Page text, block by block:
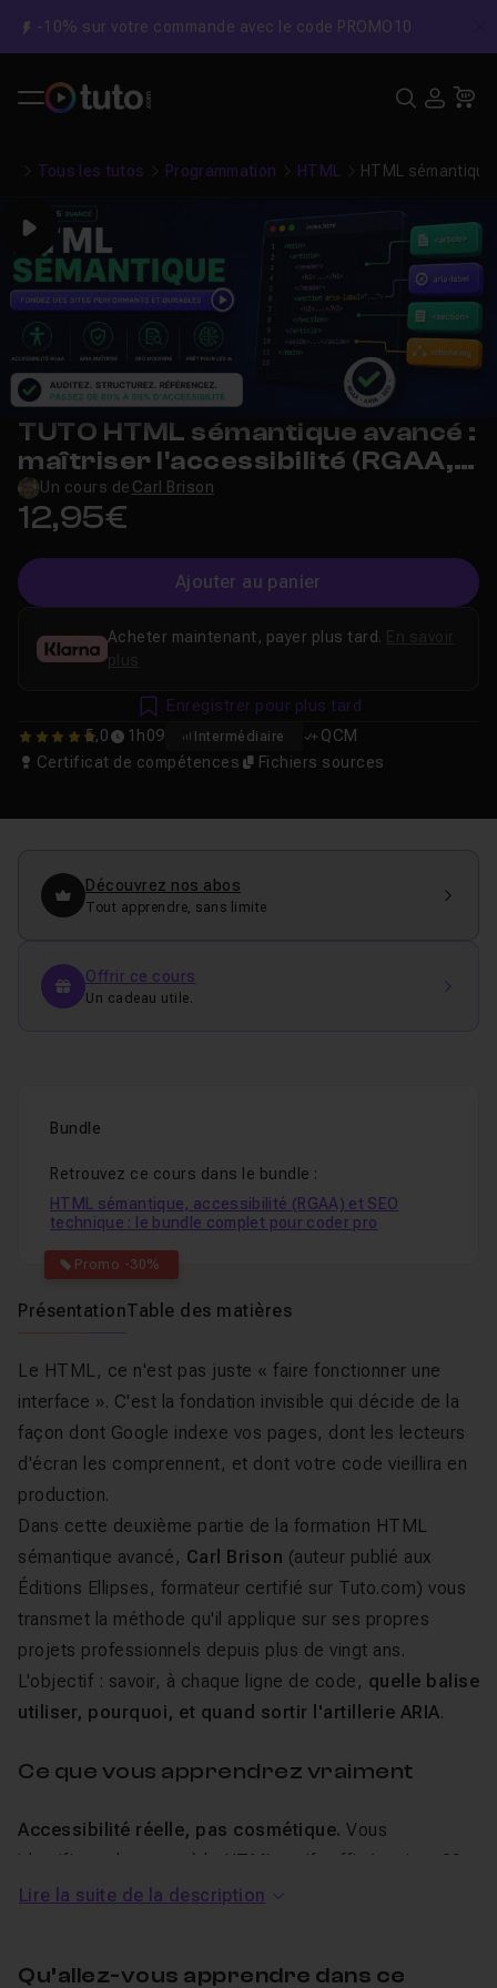
-10% sur votre commande avec le code PROMO10
Tous les tutos Programmation HTML HTML
Play
TUTO HTML sémantique avancé :
maîtriser l'accessibilité (RGAA,
ARIA) et le SEO technique #2/3
Un cours de Carl Brison
12,95€
Ajouter au panier
5 5,0 1h09 Intermédiaire
QCM
Certificat de compétences
Fichiers sources
Acheter maintenant, payer plus tard.
plus
Enregistrer pour plus tard
Découvrez nos abos
Tout apprendre, sans limite
Offrir ce cours
Un cadeau utile.
Bundle
Retrouvez ce cours dans le bundle :
Promo -30%
HTML sémantique, accessibilité (RGAA) et SEO
technique : le bundle complet pour coder pro
PrésentationTable des matières
Le HTML, ce n'est pas juste « faire fonctionner une
interface ». C'est la fondation invisible qui décide de la
façon dont Google indexe vos pages, dont les lecteurs
d'écran les comprennent, et dont votre code vieillira en
production.
Dans cette deuxième partie de la formation HTML
sémantique avancé, Carl Brison (auteur publié aux
Éditions Ellipses, formateur certifié sur Tuto.com) vous
transmet la méthode qu'il applique sur ses propres
projets professionnels depuis plus de vingt ans.
L'objectif : savoir, à chaque ligne de code, quelle balise
utiliser, pourquoi, et quand sortir l'artillerie ARIA.
Ce que vous apprendrez vraiment
Accessibilité réelle, pas cosmétique. Vous
identifierez les cas où le HTML natif suffit (et c'est 80
% du temps), et ceux où ARIA devient pertinent. Les
Lire la suite de la description
Qu’allez-vous apprendre dans ce